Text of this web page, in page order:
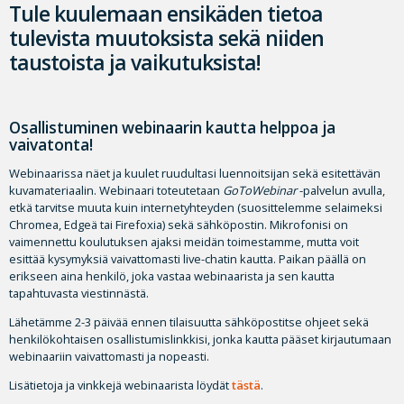
Tule kuulemaan ensikäden tietoa
tulevista muutoksista sekä niiden
taustoista ja vaikutuksista!
Osallistuminen webinaarin kautta helppoa ja
vaivatonta!
Webinaarissa näet ja kuulet ruudultasi luennoitsijan sekä esitettävän
kuvamateriaalin. Webinaari toteutetaan GoToWebinar-palvelun avulla,
etkä tarvitse muuta kuin internetyhteyden (suosittelemme selaimeksi
Chromea, Edgeä tai Firefoxia) sekä sähköpostin. Mikrofonisi on
vaimennettu koulutuksen ajaksi meidän toimestamme, mutta voit
esittää kysymyksiä vaivattomasti live-chatin kautta. Paikan päällä on
erikseen aina henkilö, joka vastaa webinaarista ja sen kautta
tapahtuvasta viestinnästä.
Lähetämme 2-3 päivää ennen tilaisuutta sähköpostitse ohjeet sekä
henkilökohtaisen osallistumislinkkisi, jonka kautta pääset kirjautumaan
webinaariin vaivattomasti ja nopeasti.
Lisätietoja ja vinkkejä webinaarista löydättästä.